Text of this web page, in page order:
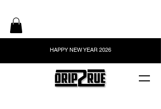
HAPPY NEW YEAR 2026